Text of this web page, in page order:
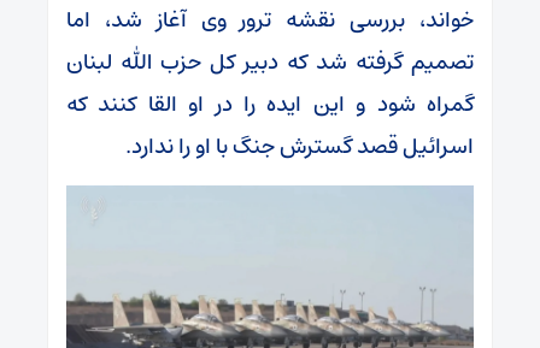
خواند، بررسی نقشه ترور وی آغاز شد، اما
تصمیم گرفته شد که دبیر کل حزب الله لبنان
گمراه شود و این ایده را در او القا کنند که
اسرائیل قصد گسترش جنگ با او را ندارد.